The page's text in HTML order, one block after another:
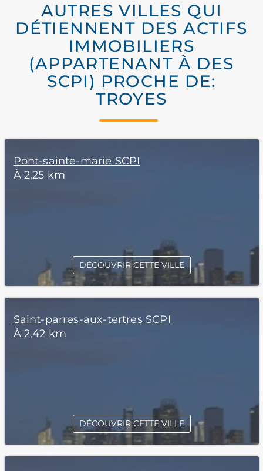
AUTRES VILLES QUI
DÉTIENNENT DES ACTIFS
IMMOBILIERS
(APPARTENANT À DES
SCPI) PROCHE DE:
TROYES
Pont-sainte-marie SCPI
À 2,25 km
DÉCOUVRIR CETTE VILLE
Saint-parres-aux-tertres SCPI
À 2,42 km
DÉCOUVRIR CETTE VILLE